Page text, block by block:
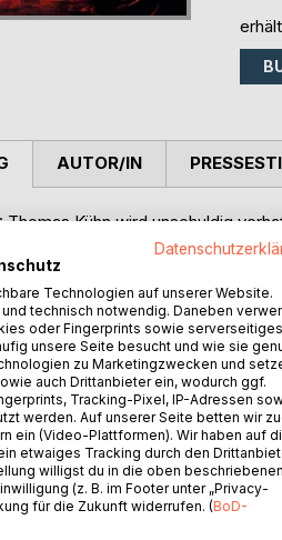
Thomas Kühn wird unschuldig
wird er und später auch
von dem Fund der beiden
gründen um Larissas
mit Larissa und dem
fällt Larissa ins Koma und
auch auf Dämonen.
seine Seele von Larissas zu
sein Ende. Ohne ihre innere Kraft
AUTOR/IN
TITEL BEIBoD
Technologien auf unserer Website.
technisch notwendig. Daneben
oder Fingerprints sowie serverseitiges
unsere Seite besucht und wie sie
zu Marketingzwecken und
auch Drittanbieter ein, wodurch ggf.
Tracking-Pixel, IP-Adressen
werden. Auf unserer Seite betten wir
ein (Video-Plattformen). Wir haben auf
etwaiges Tracking durch den
willigst du in die oben beschriebenen
(z. B. im Footer unter „Privacy-
für die Zukunft widerrufen. (BoD-